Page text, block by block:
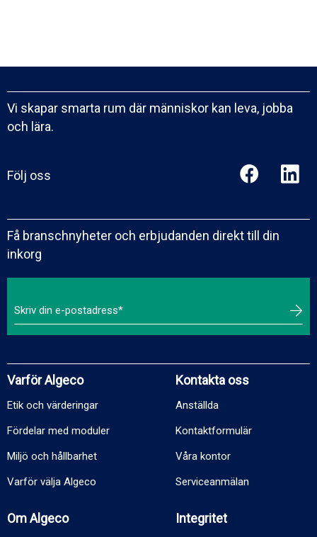
Vi skapar smarta rum där människor kan leva, jobba
och lära.
Följ oss
Få branschnyheter och erbjudanden direkt till din
inkorg
Varför Algeco
Etik och värderingar
Fördelar med moduler
Miljö och hållbarhet
Varför välja Algeco
Kontakta oss
Anställda
Kontaktformulär
Våra kontor
Serviceanmälan
Om Algeco Integritet